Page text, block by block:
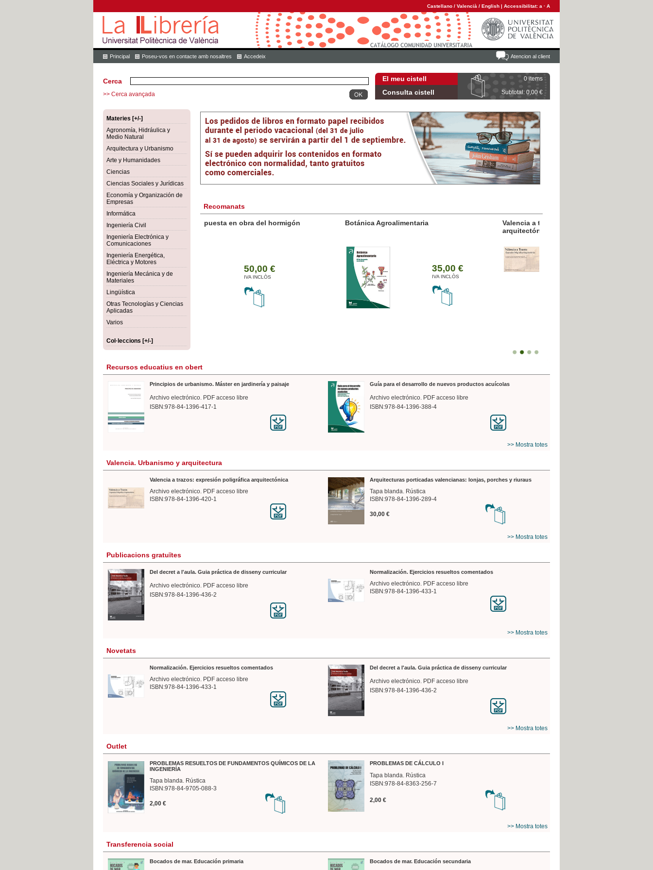
Castellano / Valencià / English | Accessibilitat: a · A
Atencion al client
Principal Poseu-vos en contacte amb nosaltres Accedeix
El meu cistell 0 items
Consulta cistell Subtotal: 0,00 €
Cerca
>> Cerca avançada
Materies [+/-]
Agronomía, Hidráulica y
Medio Natural
Arquitectura y Urbanismo
Arte y Humanidades
Ciencias
Ciencias Sociales y Jurídicas
Economía y Organización de
Empresas
Informática
Ingeniería Civil
Ingeniería Electrónica y
Comunicaciones
Ingeniería Energética,
Eléctrica y Motores
Ingeniería Mecánica y de
Materiales
Lingüística
Otras Tecnologías y Ciencias
Aplicadas
Varios
Col·leccions [+/-]
Recomanats
Botánica Agroalimentaria
Valencia a trazos: expresión poligráfica
Recursos educatius en obert
Principios de urbanismo. Máster en jardinería y paisaje
Archivo electrónico. PDF acceso libre
ISBN:978-84-1396-417-1
Guía para el desarrollo de nuevos productos acuícolas
Archivo electrónico. PDF acceso libre
ISBN:978-84-1396-388-4
>> Mostra totes
Valencia. Urbanismo y arquitectura
Valencia a trazos: expresión poligráfica arquitectónica
Archivo electrónico. PDF acceso libre
ISBN:978-84-1396-420-1
Arquitecturas porticadas valencianas: lonjas, porches y riuraus
Tapa blanda. Rústica
ISBN:978-84-1396-289-4
30,00 €
>> Mostra totes
Publicacions gratuïtes
Del decret a l'aula. Guia práctica de disseny curricular
Archivo electrónico. PDF acceso libre
ISBN:978-84-1396-436-2
Normalización. Ejercicios resueltos comentados
Archivo electrónico. PDF acceso libre
ISBN:978-84-1396-433-1
>> Mostra totes
Novetats
Normalización. Ejercicios resueltos comentados
Archivo electrónico. PDF acceso libre
ISBN:978-84-1396-433-1
Del decret a l'aula. Guia práctica de disseny curricular
Archivo electrónico. PDF acceso libre
ISBN:978-84-1396-436-2
>> Mostra totes
Outlet
PROBLEMAS RESUELTOS DE FUNDAMENTOS QUÍMICOS DE LA
INGENIERÍA
Tapa blanda. Rústica
ISBN:978-84-9705-088-3
2,00 €
PROBLEMAS DE CÁLCULO I
Tapa blanda. Rústica
ISBN:978-84-8363-256-7
2,00 €
>> Mostra totes
Transferencia social
Bocados de mar. Educación primaria Bocados de mar. Educación secundaria